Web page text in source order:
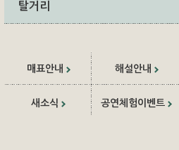
탈거리
매표안내 해설안내
새소식 공연체험이벤트